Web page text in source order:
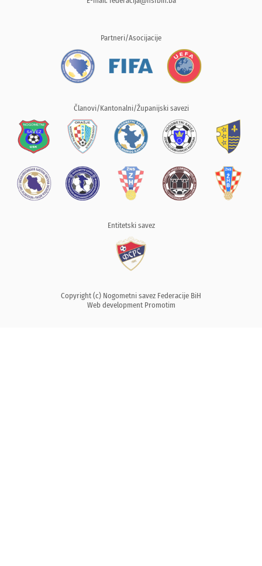
Partneri/Asocijacije
Članovi/Kantonalni/Županijski savezi
Entitetski savez
Copyright (c) Nogometni savez Federacije BiH
Web development Promotim